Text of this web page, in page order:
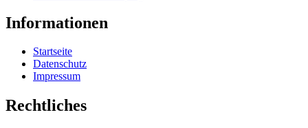
Informationen
Startseite
Datenschutz
Impressum
Rechtliches